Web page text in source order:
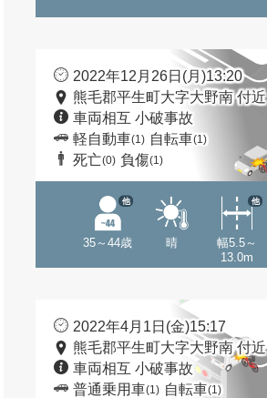
2022年12月26日(月)13:20
熊毛郡平生町大字大野南 付近
車両相互 小破事故
軽自動車(1) 自転車(1)
死亡(0) 負傷(1)
35～44歳
他
晴
幅5.5～
13.0m
他
2022年4月1日(金)15:17
熊毛郡平生町大字大野南 付近
車両相互 小破事故
普通乗用車(1) 自転車(1)